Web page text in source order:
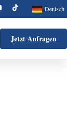
Deutsch
Jetzt Anfragen